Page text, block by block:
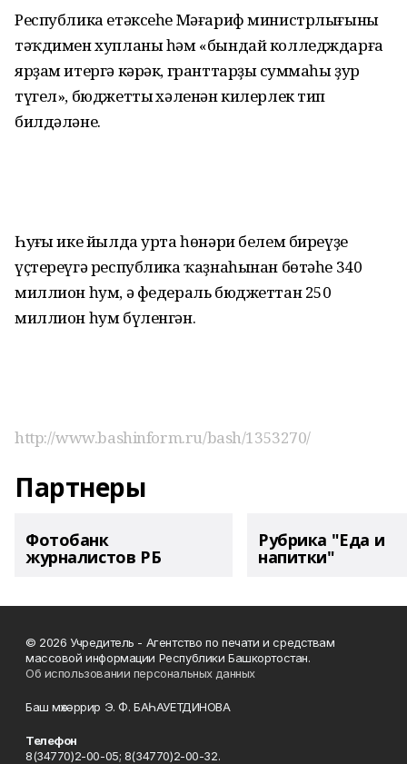
Республика етәксеһе Мәғариф министрлығының
тәҡдимен хупланы һәм «бындай колледждарға
ярҙам итергә кәрәк, гранттарҙың суммаһы ҙур
түгел», бюджеттың хәленән килерлек тип
билдәләне.
Һуңғы ике йылда урта һөнәри белем биреүҙе
үҫтереүгә республика ҡаҙнаһынан бөтәһе 340
миллион һум, ә федераль бюджеттан 250
миллион һум бүленгән.
http://www.bashinform.ru/bash/1353270/
Партнеры
Фотобанк
журналистов РБ
Рубрика "Еда и
напитки"
© 2026 Учредитель - Агентство по печати и средствам
массовой информации Республики Башкортостан.
Об использовании персональных данных
Баш мөхәррир Э. Ф. БАҺАУЕТДИНОВА
Телефон
8(34770)2-00-05; 8(34770)2-00-32.